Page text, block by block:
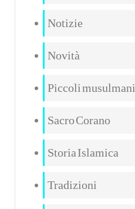
Notizie
Novità
Piccoli musulmani
Sacro Corano
Storia Islamica
Tradizioni